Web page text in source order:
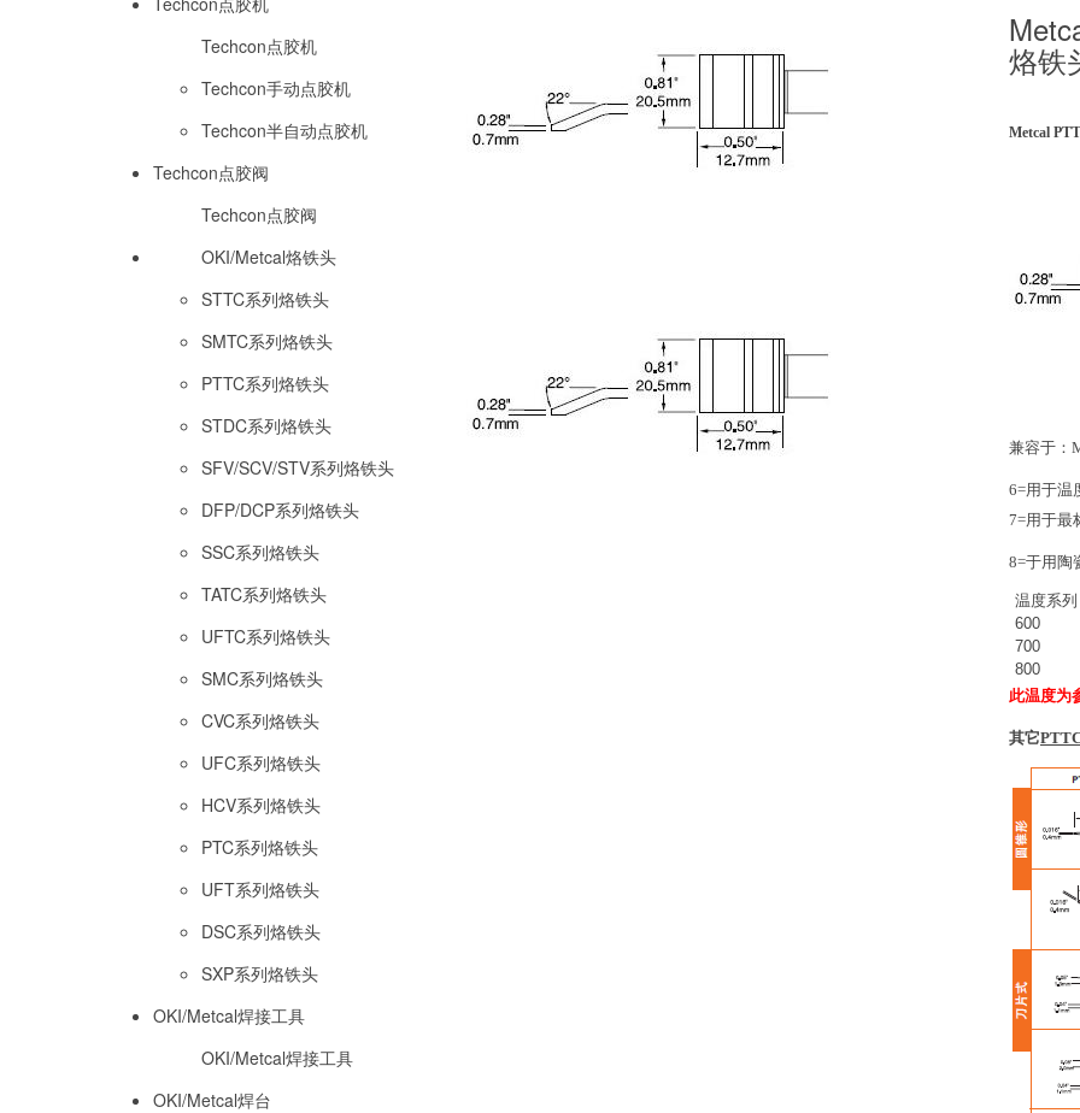
Techcon点胶机
Techcon手动点胶机
Techcon半自动点胶机
Techcon点胶阀
Techcon点胶阀
OKI/Metcal烙铁头
STTC系列烙铁头
SMTC系列烙铁头
PTTC系列烙铁头
STDC系列烙铁头
SFV/SCV/STV系列烙铁头
DFP/DCP系列烙铁头
SSC系列烙铁头
TATC系列烙铁头
UFTC系列烙铁头
SMC系列烙铁头
CVC系列烙铁头
UFC系列烙铁头
HCV系列烙铁头
PTC系列烙铁头
UFT系列烙铁头
DSC系列烙铁头
SXP系列烙铁头
OKI/Metcal焊接工具
OKI/Metcal焊接工具
OKI/Metcal焊台
烙铁
Metcal
兼容于：
6=用于温
7=用于最
8=于用陶
温度系列
600
700
800
此温度为
其它